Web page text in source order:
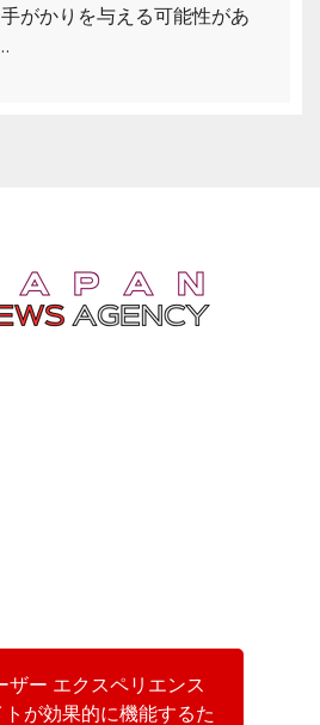
ザー エクスペリエンス
が効果的に機能するた
がかりを与える可能性があ